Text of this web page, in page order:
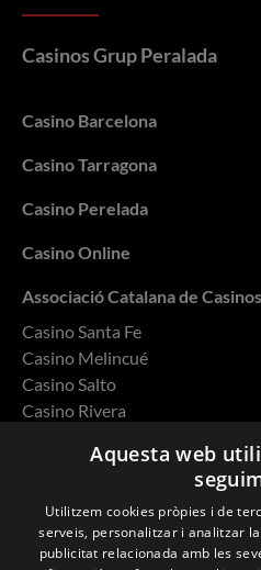
Casinos Grup Peralada
Casino Barcelona
Casino Tarragona
Casino Perelada
Casino Online
Associació Catalana de Casinos
Casino Santa Fe
Casino Melincué
Casino Salto
Casino Rivera
Política de privacitat
Aquesta web
Utilitzem cookies pròpies i de
serveis, personalitzar i analitzar
publicitat relacionada amb les